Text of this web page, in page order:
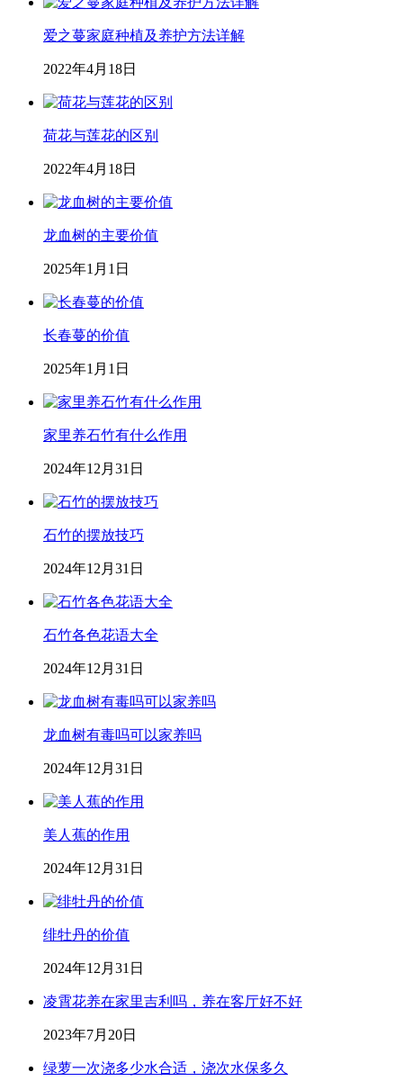
爱之蔓家庭种植及养护方法详解
2022年4月18日
荷花与莲花的区别
2022年4月18日
龙血树的主要价值
2025年1月1日
长春蔓的价值
2025年1月1日
家里养石竹有什么作用
2024年12月31日
石竹的摆放技巧
2024年12月31日
石竹各色花语大全
2024年12月31日
龙血树有毒吗可以家养吗
2024年12月31日
美人蕉的作用
2024年12月31日
绯牡丹的价值
2024年12月31日
凌霄花养在家里吉利吗，养在客厅好不好
2023年7月20日
绿萝一次浇多少水合适，浇次水保多久